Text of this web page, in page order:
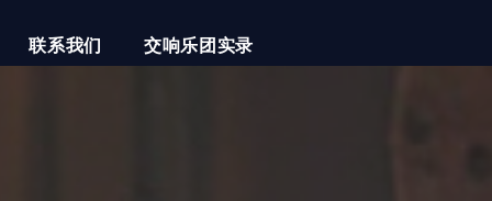
联系我们 交响乐团实录